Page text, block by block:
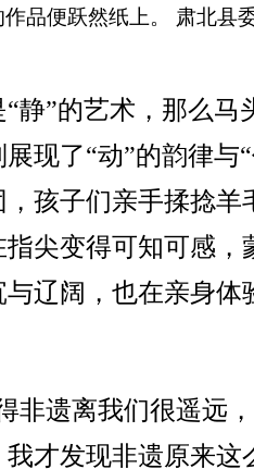
品便跃然纸上。 肃北县
”的艺术，那么马
现了“动”的韵律与
孩子们亲手揉捻羊
尖变得可知可感，
辽阔，也在亲身体
遗离我们很遥远
才发现非遗原来这